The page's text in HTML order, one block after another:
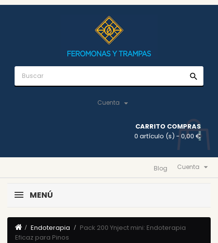
search
Cuenta 
CARRITO COMPRAS
0 artículo (s) - 0,00 €
Cuenta 
Blog
MENÚ
Endoterapia
Pack 200 Ynject mini: Endoterapia
Eficaz para Pinos